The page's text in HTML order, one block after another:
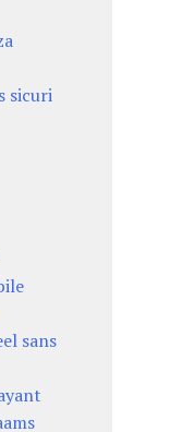
sicuri
sans